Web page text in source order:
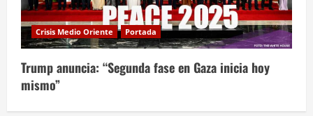
Crisis Medio Oriente Portada
Trump anuncia: “Segunda fase en Gaza inicia hoy
mismo”